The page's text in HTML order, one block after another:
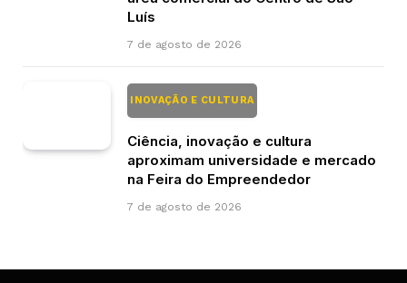
Luís
7 de agosto de 2026
INOVAÇÃO E CULTURA
Ciência, inovação e cultura
aproximam universidade e mercado
na Feira do Empreendedor
7 de agosto de 2026